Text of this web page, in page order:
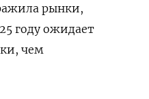
рынки,
году ожидает
чем